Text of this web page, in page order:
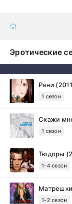
Эротические
Рани
1 сезон
Скажи
1 сезон
Тюдоры
1-4 сезон
1-2 сезон